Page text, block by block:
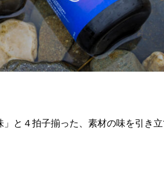
と４拍子揃った、素材の味を引き